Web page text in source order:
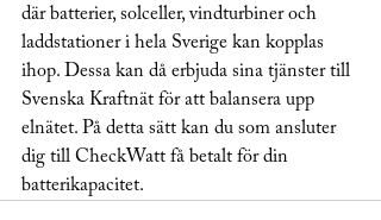
där batterier, solceller, vindturbiner och
laddstationer i hela Sverige kan kopplas
ihop. Dessa kan då erbjuda sina tjänster till
Svenska Kraftnät för att balansera upp
elnätet. På detta sätt kan du som ansluter
dig till CheckWatt få betalt för din
batterikapacitet.